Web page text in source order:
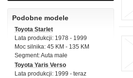
Podobne modele
Toyota Starlet
Lata produkcji: 1978 - 1999
Moc silnika: 45 KM - 135 KM
Segment: Auta małe
Toyota Yaris Verso
Lata produkcji: 1999 - teraz